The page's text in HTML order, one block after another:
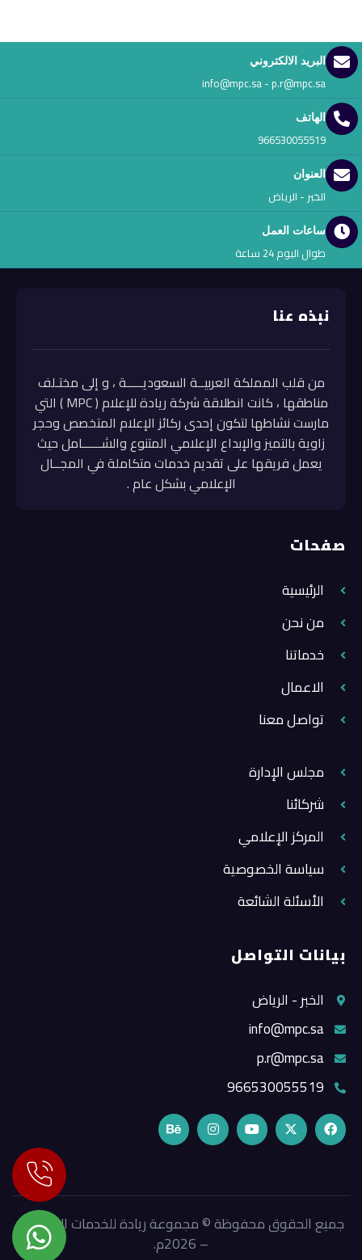
البريد الالكتروني
info@mpc.sa - p.r@mpc.sa
الهاتف
966530055519
العنوان
الخبر - الرياض
ساعات العمل
طوال اليوم 24 ساعة
نبذه عنا
من قلب المملكة العربيــة السعوديـــــة ، و إلى مختـلف
مناطقها ، كانت انطلاقة شركة ريادة للإعلام ( MPC ) التي
مارست نشاطها لتكون إحدى ركائز الإعلام المتخصص وحجر
زاوية بالتميز والإبداع الإعلامي المتنوع والشــــــامل حيث
يعمل فريقها على تقديم خدمات متكاملة في المجــال
الإعلامي بشكل عام .
صفحات
الرئيسية
من نحن
خدماتنا
الاعمال
تواصل معنا
مجلس الإدارة
شركائنا
المركز الإعلامي
سياسة الخصوصية
الأسئلة الشائعة
بيانات التواصل
الخبر - الرياض
info@mpc.sa
p.r@mpc.sa
966530055519
جميع الحقوق محفوظة © مجموعة ريادة للخدمات الإعلامية
– 2026م.